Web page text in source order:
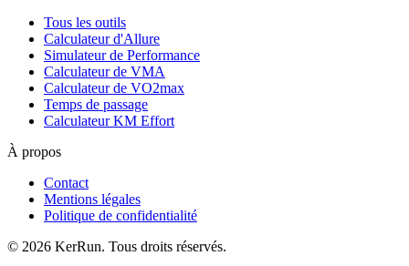
Tous les outils
Calculateur d'Allure
Simulateur de Performance
Calculateur de VMA
Calculateur de VO2max
Temps de passage
Calculateur KM Effort
À propos
Contact
Mentions légales
Politique de confidentialité
© 2026 KerRun. Tous droits réservés.